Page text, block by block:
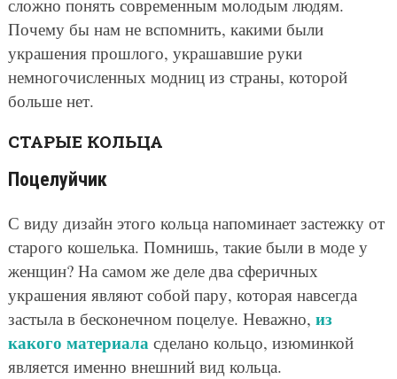
сложно понять современным молодым людям.
Почему бы нам не вспомнить, какими были
украшения прошлого, украшавшие руки
немногочисленных модниц из страны, которой
больше нет.
СТАРЫЕ КОЛЬЦА
Поцелуйчик
С виду дизайн этого кольца напоминает застежку от
старого кошелька. Помнишь, такие были в моде у
женщин? На самом же деле два сферичных
украшения являют собой пару, которая навсегда
застыла в бесконечном поцелуе. Неважно, из
какого материаласделано кольцо, изюминкой
является именно внешний вид кольца.